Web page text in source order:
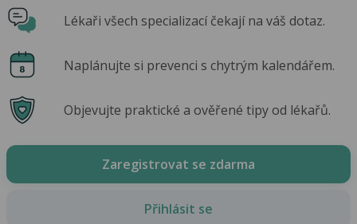
Lékaři všech specializací čekají na váš dotaz.
Naplánujte si prevenci s chytrým kalendářem.
Objevujte praktické a ověřené tipy od lékařů.
Zaregistrovat se zdarma
Přihlásit se